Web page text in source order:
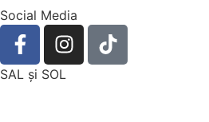
Social Media
SAL şi SOL